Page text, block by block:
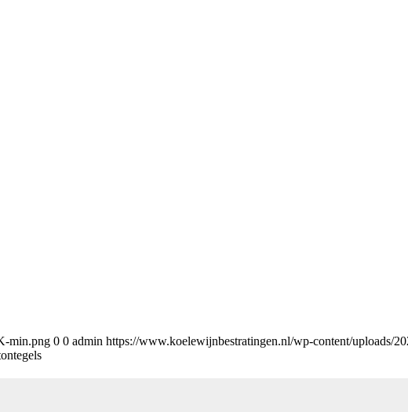
min.png 0 0 admin https://www.koelewijnbestratingen.nl/wp-content/uploads/